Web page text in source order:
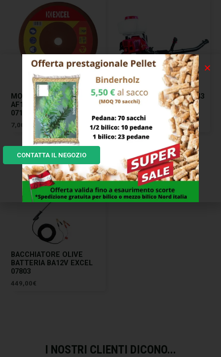
MOLA AFFILACATENE
AF100 100×3,2 F.10,0 EXCEL
07166
7,00
ATOMIZZATORE 2T CC.43
AT43 EXCEL 09598
217,00€
BACCHIATORE OLIVE
BATTERIA BA12V EXCEL
07803
449,00€
I NOSTRI CLIENTI DICONO...
CONTATTA IL NEGOZIO